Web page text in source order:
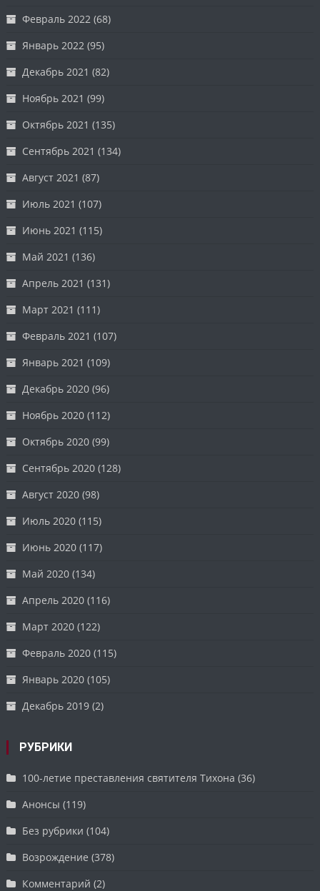
Февраль 2022 (68)
Январь 2022 (95)
Декабрь 2021 (82)
Ноябрь 2021 (99)
Октябрь 2021 (135)
Сентябрь 2021 (134)
Август 2021 (87)
Июль 2021 (107)
Июнь 2021 (115)
Май 2021 (136)
Апрель 2021 (131)
Март 2021 (111)
Февраль 2021 (107)
Январь 2021 (109)
Декабрь 2020 (96)
Ноябрь 2020 (112)
Октябрь 2020 (99)
Сентябрь 2020 (128)
Август 2020 (98)
Июль 2020 (115)
Июнь 2020 (117)
Май 2020 (134)
Апрель 2020 (116)
Март 2020 (122)
Февраль 2020 (115)
Январь 2020 (105)
Декабрь 2019 (2)
РУБРИКИ
100-летие преставления святителя Тихона (36)
Анонсы (119)
Без рубрики (104)
Возрождение (378)
Комментарий (2)